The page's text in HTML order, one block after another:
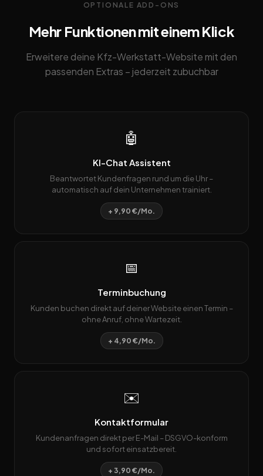
OPTIONALE ADD-ONS
Mehr Funktionen mit einem Klick
Erweitere deine Kfz-Werkstatt-Website mit den
passenden Extras – jederzeit zubuchbar
🤖
KI-Chat Assistent
Beantwortet Kundenfragen rund um die Uhr –
automatisch auf dein Unternehmen trainiert.
+ 9,90 €/Mo.
📅
Terminbuchung
Kunden buchen direkt auf deiner Website einen Termin –
ohne Anruf, ohne Wartezeit.
+ 4,90 €/Mo.
✉️
Kontaktformular
Kundenanfragen direkt per E-Mail – DSGVO-konform
und sofort einsatzbereit.
+ 3,90 €/Mo.